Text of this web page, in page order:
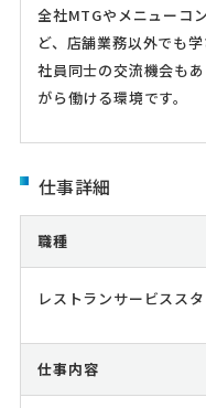
全社MTGやメニューコ
ど、店舗業務以外でも
社員同士の交流機会も
がら働ける環境です。
仕事詳細
職種
レストランサービスス
仕事内容